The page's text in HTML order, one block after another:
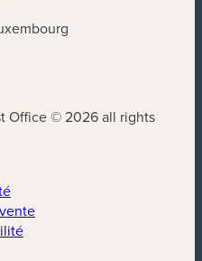
Office © 2026 all rights